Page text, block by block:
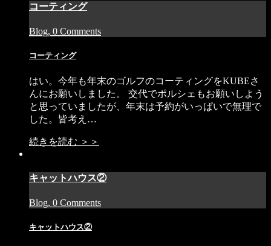
コーティング
Blog, 0 Comments
コーティング
はい。今年も年末のゴルフのコーティングをKUBEさ
んにお願いしました。 交代でポルシェもお願いしよう
と思っていましたが、年末は予約がいっぱいで無理で
した。皆考え…
続きを読む ＞＞
キャットハウス②
Blog, 0 Comments
キャットハウス②